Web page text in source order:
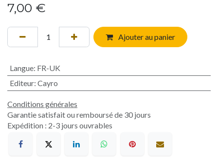
7,00 €
Ajouter au panier
Langue: FR-UK
Editeur: Cayro
Conditions générales
Garantie satisfait ou remboursé de 30 jours
Expédition : 2-3 jours ouvrables